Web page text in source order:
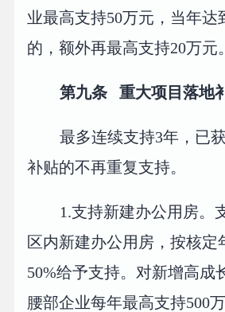
业最高支持50万元，当年达
的，额外再最高支持20万元。
第九条 重大项目落地
最多连续支持3年，已
补贴的不再重复支持。
1.支持新建办公用房。
区内新建办公用房，按核定
50%给予支持。对新增高成
腰部企业每年最高支持500